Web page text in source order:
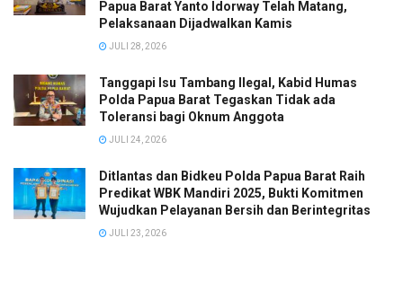
Papua Barat Yanto Idorway Telah Matang,
Pelaksanaan Dijadwalkan Kamis
JULI 28, 2026
Tanggapi Isu Tambang Ilegal, Kabid Humas
Polda Papua Barat Tegaskan Tidak ada
Toleransi bagi Oknum Anggota
JULI 24, 2026
Ditlantas dan Bidkeu Polda Papua Barat Raih
Predikat WBK Mandiri 2025, Bukti Komitmen
Wujudkan Pelayanan Bersih dan Berintegritas
JULI 23, 2026